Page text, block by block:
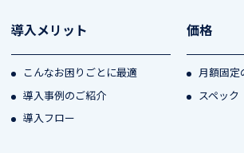
導入メリット
こんなお困りごとに最適
導入事例のご紹介
導入フロー
価格
月額固定
スペック